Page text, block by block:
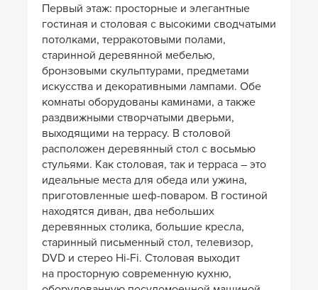
Первый этаж: просторные и элегантные
гостиная и столовая с высокими сводчатыми
потолками, терракотовыми полами,
старинной деревянной мебелью,
бронзовыми скульптурами, предметами
искусства и декоративными лампами. Обе
комнаты оборудованы каминами, а также
раздвижными створчатыми дверьми,
выходящими на террасу. В столовой
расположен деревянный стол с восьмью
стульями. Как столовая, так и терраса – это
идеальные места для обеда или ужина,
приготовленные шеф-поваром. В гостиной
находятся диван, два небольших
деревянных столика, большие кресла,
старинный письменный стол, телевизор,
DVD и стерео Hi-Fi. Столовая выходит
на просторную современную кухню,